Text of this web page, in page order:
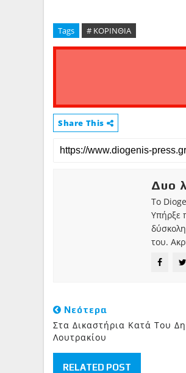
Tags # ΚΟΡΙΝΘΙΑ
Share This
Δυο
Το
Υπήρξε
του.
Νεότερα
Στα Δικαστήρια Κατά Του
Λουτρακίου
RELATED POST